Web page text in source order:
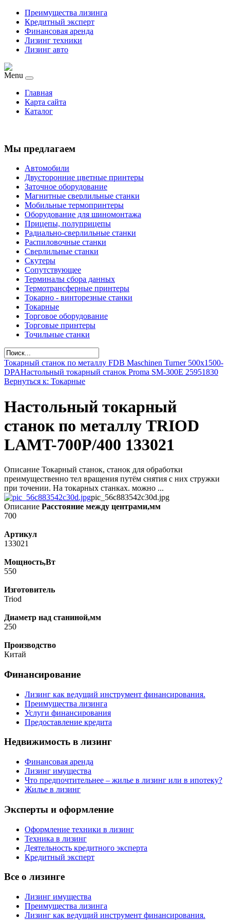
Преимущества лизинга
Кредитный эксперт
Финансовая аренда
Лизинг техники
Лизинг авто
Menu
Главная
Карта сайта
Каталог
Мы предлагаем
Автомобили
Двусторонние цветные принтеры
Заточное оборудование
Магнитные сверлильные станки
Мобильные термопринтеры
Оборудование для шиномонтажа
Прицепы, полуприцепы
Радиально-сверлильные станки
Распиловочные станки
Сверлильные станки
Скутеры
Сопутствующее
Терминалы сбора данных
Термотрансферные принтеры
Токарно - винторезные станки
Токарные
Торговое оборудование
Торговые принтеры
Точильные станки
Токарный станок по металлу FDB Maschinen Turner 500x1500-
DPAНастольный токарный станок Proma SM-300E 25951830
Вернуться к: Токарные
Настольный токарный
станок по металлу TRIOD
LAMT-700P/400 133021
Описание Токарный станок, станок для обработки
преимущественно тел вращения путём снятия с них стружки
при точении. На токарных станках. можно ...
pic_56c883542c30d.jpg
Описание Расстояние между центрами,мм
700
Артикул
133021
Мощность,Вт
550
Изготовитель
Triod
Диаметр над станиной,мм
250
Производство
Китай
Финансирование
Лизинг как ведущий инструмент финансирования.
Преимущества лизинга
Услуги финансирования
Предоставление кредита
Недвижимость в лизинг
Финансовая аренда
Лизинг имущества
Что предпочтительнее – жилье в лизинг или в ипотеку?
Жилье в лизинг
Эксперты и оформление
Оформление техники в лизинг
Техника в лизинг
Деятельность кредитного эксперта
Кредитный эксперт
Все о лизинге
Лизинг имущества
Преимущества лизинга
Лизинг как ведущий инструмент финансирования.